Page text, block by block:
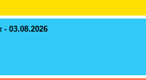
- 03.08.2026